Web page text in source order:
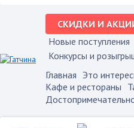
СКИДКИ И
Новые поступления
Конкурсы и
Главная Это
Кафе и рестораны